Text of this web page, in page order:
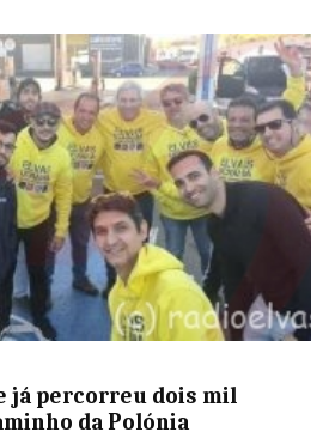
já percorreu dois mil
da Polónia